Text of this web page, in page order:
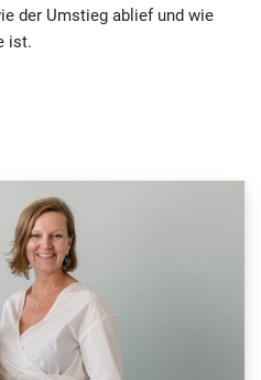
der Umstieg ablief und wie
ist.